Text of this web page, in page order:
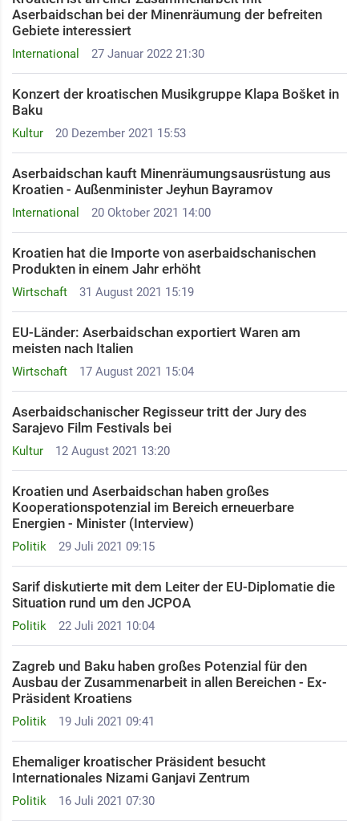
International 27 Januar 2022 21:30
Aserbaidschan bei der Minenräumung der befreiten
Gebiete interessiert
Kultur 20 Dezember 2021 15:53
Konzert der kroatischen Musikgruppe Klapa Bošket in
Baku
International 20 Oktober 2021 14:00
Aserbaidschan kauft Minenräumungsausrüstung aus
Kroatien - Außenminister Jeyhun Bayramov
Wirtschaft 31 August 2021 15:19
Kroatien hat die Importe von aserbaidschanischen
Produkten in einem Jahr erhöht
Wirtschaft 17 August 2021 15:04
EU-Länder: Aserbaidschan exportiert Waren am
meisten nach Italien
Kultur 12 August 2021 13:20
Aserbaidschanischer Regisseur tritt der Jury des
Sarajevo Film Festivals bei
Politik 29 Juli 2021 09:15
Kroatien und Aserbaidschan haben großes
Kooperationspotenzial im Bereich erneuerbare
Energien - Minister (Interview)
Politik 22 Juli 2021 10:04
Sarif diskutierte mit dem Leiter der EU-Diplomatie die
Situation rund um den JCPOA
Politik 19 Juli 2021 09:41
Zagreb und Baku haben großes Potenzial für den
Ausbau der Zusammenarbeit in allen Bereichen - Ex-
Präsident Kroatiens
Politik 16 Juli 2021 07:30
Ehemaliger kroatischer Präsident besucht
Internationales Nizami Ganjavi Zentrum